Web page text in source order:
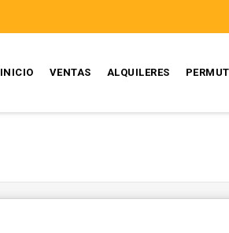
INICIO VENTAS ALQUILERES